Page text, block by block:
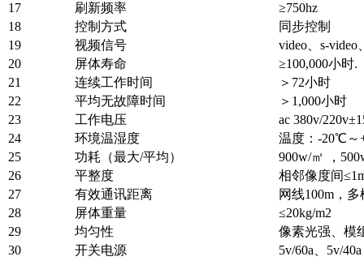
17
刷新频率
≥750hz
18
控制方式
同步控制
19
视频信号
video、s-
20
屏体寿命
≥100,000小时.
21
连续工作时间
＞72小时
22
平均无故障时间
＞1,000小时
23
工作电压
ac 380v/
24
环境温湿度
温度：-20℃～
25
功耗（最大/平均）
900w/㎡ ，
26
平整度
相邻像度间
27
有效通讯距离
网线100m，
28
屏体重量
≤20kg/m2
29
均匀性
像素光强、模
30
开关电源
5v/60a、5v/40a